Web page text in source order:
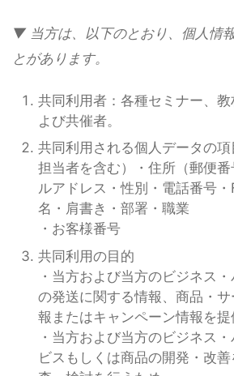
▼ 当方は、以下のとおり、個人情
とがあります。
共同利用者：各種セミナー、
よび共催者。
共同利用される個人データの
担当者を含む）・住所（郵便
ルアドレス・性別・電話番号
名・肩書き・部署・職業
・お客様番号
共同利用の目的
・当方および当方のビジネス
の発送に関する情報、商品・
報またはキャンペーン情報を提
・当方および当方のビジネス
ビスもしくは商品の開発・改